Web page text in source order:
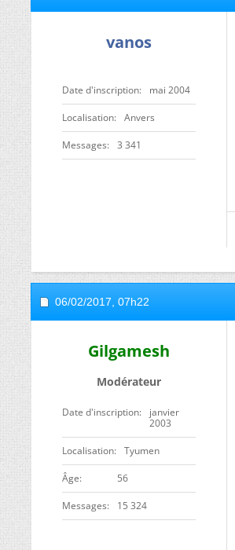
vanos
Date d'inscription mai 2004
Localisation Anvers
Messages 3 341
06/02/2017, 07h22
Gilgamesh
Modérateur
Date d'inscription
janvier
2003
Localisation Tyumen
ge 56
Messages 15 324